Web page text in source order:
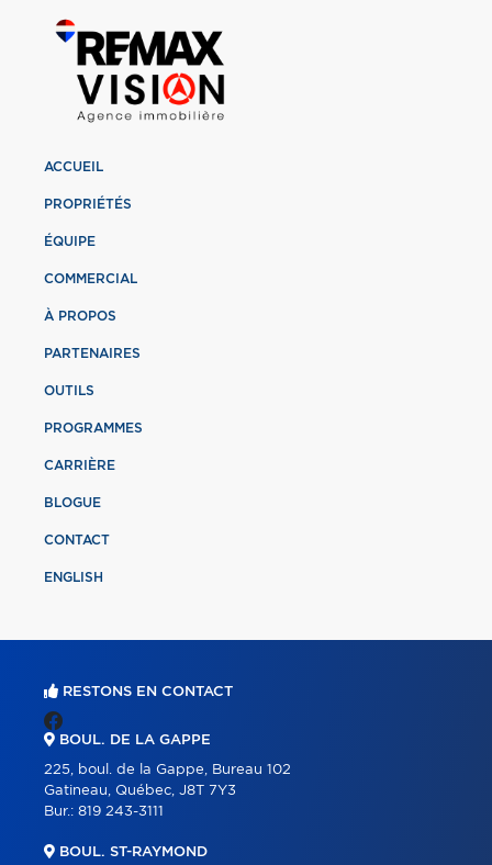
ACCUEIL
PROPRIÉTÉS
ÉQUIPE
COMMERCIAL
À PROPOS
PARTENAIRES
OUTILS
PROGRAMMES
CARRIÈRE
BLOGUE
CONTACT
ENGLISH
RESTONS EN CONTACT
BOUL. DE LA GAPPE
225, boul. de la Gappe, Bureau 102
Gatineau, Québec, J8T 7Y3
Bur.: 819 243-3111
BOUL. ST-RAYMOND